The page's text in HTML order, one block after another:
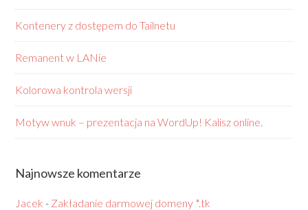
Kontenery z dostępem do Tailnetu
Remanent w LANie
Kolorowa kontrola wersji
Motyw wnuk – prezentacja na WordUp! Kalisz online.
Najnowsze komentarze
Jacek - Zakładanie darmowej domeny *.tk